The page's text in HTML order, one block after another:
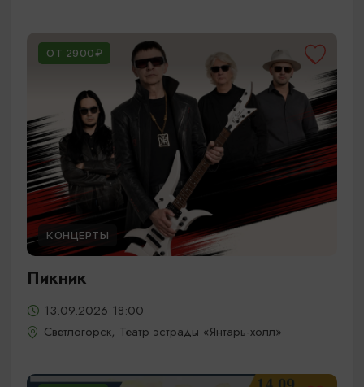
ОТ 2900₽
КОНЦЕРТЫ
Пикник
13.09.2026 18:00
Светлогорск, Театр эстрады «Янтарь-холл»